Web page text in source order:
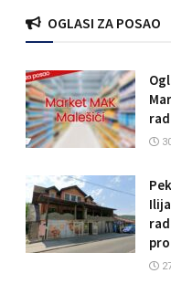
OGLASI ZA POSAO